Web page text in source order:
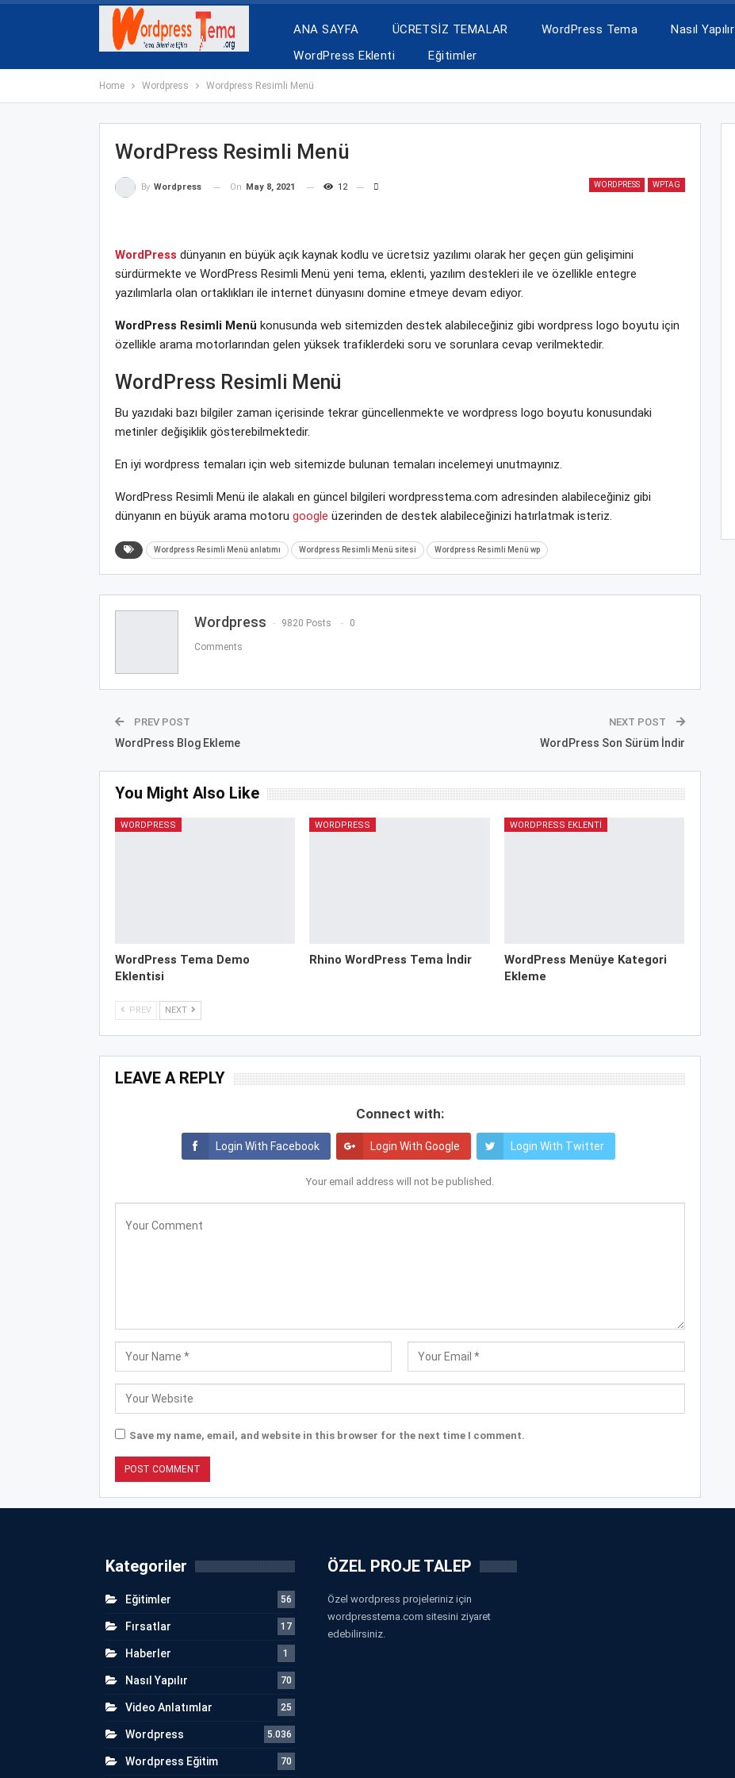
ANA SAYFA ÜCRETSİZ TEMALAR WordPress Tema Nasıl Yapılır
WordPress Eklenti
Eğitimler
Home Wordpress Wordpress Resimli Menü
WordPress Resimli Menü
WORDPRESS WPTAG
By Wordpress On May 8, 2021 12
WordPress dünyanın en büyük açık kaynak kodlu ve ücretsiz yazılımı olarak her geçen gün gelişimini
sürdürmekte ve WordPress Resimli Menü yeni tema, eklenti, yazılım destekleri ile ve özellikle entegre
yazılımlarla olan ortaklıkları ile internet dünyasını domine etmeye devam ediyor.
WordPress Resimli Menü konusunda web sitemizden destek alabileceğiniz gibi wordpress logo boyutu için
özellikle arama motorlarından gelen yüksek trafiklerdeki soru ve sorunlara cevap verilmektedir.
WordPress Resimli Menü
Bu yazıdaki bazı bilgiler zaman içerisinde tekrar güncellenmekte ve wordpress logo boyutu konusundaki
metinler değişiklik gösterebilmektedir.
En iyi wordpress temaları için web sitemizde bulunan temaları incelemeyi unutmayınız.
WordPress Resimli Menü ile alakalı en güncel bilgileri wordpresstema.com adresinden alabileceğiniz gibi
dünyanın en büyük arama motoru google üzerinden de destek alabileceğinizi hatırlatmak isteriz.
Wordpress Resimli Menü anlatımı Wordpress Resimli Menü sitesi Wordpress Resimli Menü wp
Wordpress 9820 Posts 0
Comments
PREV POST
WordPress Blog Ekleme
NEXT POST
WordPress Son Sürüm İndir
You Might Also Like
WORDPRESS
WordPress Tema Demo
Eklentisi
WORDPRESS
Rhino WordPress Tema İndir
WORDPRESS EKLENTI
WordPress Menüye Kategori
Ekleme
PREV NEXT
LEAVE A REPLY
Connect with:
Login With Facebook Login With Google Login With Twitter
Your email address will not be published.
Save my name, email, and website in this browser for the next time I comment.
Kategoriler
Eğitimler 56
Fırsatlar 17
Haberler 1
Nasıl Yapılır 70
Video Anlatımlar 25
Wordpress 5.036
Wordpress Eğitim 70
ÖZEL PROJE TALEP
Özel wordpress projeleriniz için
wordpresstema.com sitesini ziyaret
edebilirsiniz.